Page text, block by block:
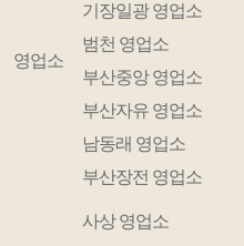
영업소
기장일광 영업소
범천 영업소
부산중앙 영업소
부산자유 영업소
남동래 영업소
부산장전 영업소
사상 영업소